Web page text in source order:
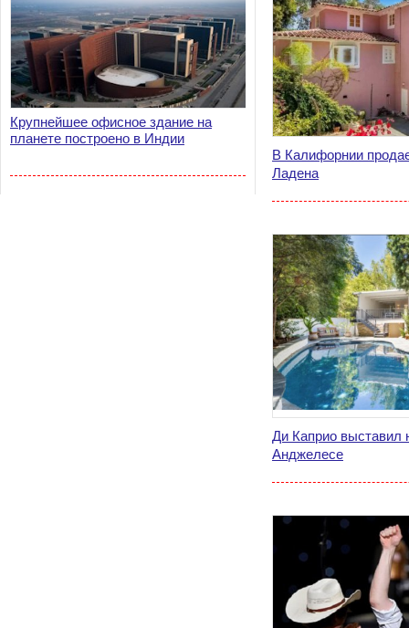
Крупнейшее офисное здание на
планете построено в Индии
В Калифорнии
Ладена
Ди Каприо выставил
Анджелесе